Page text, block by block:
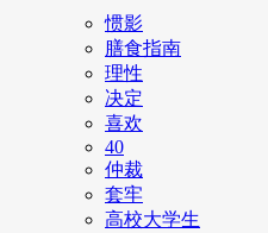
惯影
膳食指南
理性
决定
喜欢
40
仲裁
套牢
高校大学生